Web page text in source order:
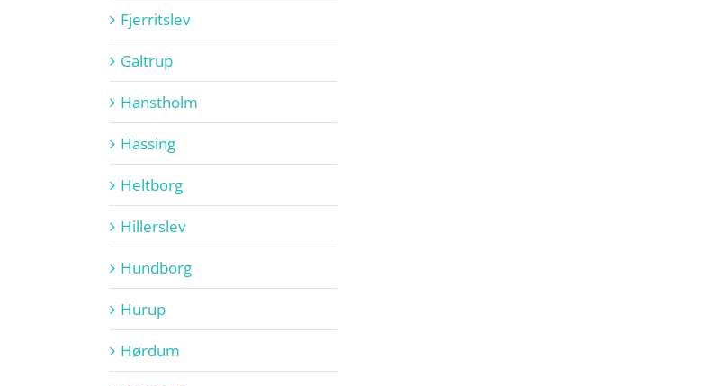
Fjerritslev
Galtrup
Hanstholm
Hassing
Heltborg
Hillerslev
Hundborg
Hurup
Hørdum